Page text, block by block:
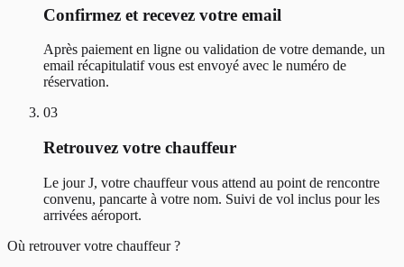
Confirmez et recevez votre email
Après paiement en ligne ou validation de votre demande, un
email récapitulatif vous est envoyé avec le numéro de
réservation.
03
Retrouvez votre chauffeur
Le jour J, votre chauffeur vous attend au point de rencontre
convenu, pancarte à votre nom. Suivi de vol inclus pour les
arrivées aéroport.
Où retrouver votre chauffeur ?